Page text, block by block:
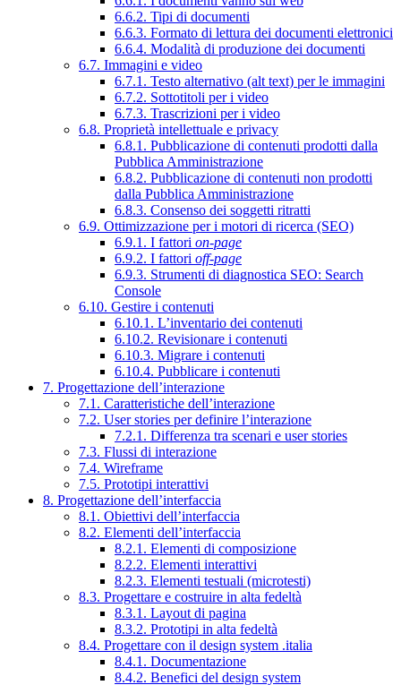
6.6.2. Tipi di documenti
6.6.3. Formato di lettura dei documenti elettronici
6.6.4. Modalità di produzione dei documenti
6.7. Immagini e video
6.7.1. Testo alternativo (alt text) per le immagini
6.7.2. Sottotitoli per i video
6.7.3. Trascrizioni per i video
6.8. Proprietà intellettuale e privacy
6.8.1. Pubblicazione di contenuti prodotti dalla
Pubblica Amministrazione
6.8.2. Pubblicazione di contenuti non prodotti
dalla Pubblica Amministrazione
6.8.3. Consenso dei soggetti ritratti
6.9. Ottimizzazione per i motori di ricerca (SEO)
6.9.1. I fattori on-page
6.9.2. I fattori off-page
6.9.3. Strumenti di diagnostica SEO: Search
Console
6.10. Gestire i contenuti
6.10.1. L’inventario dei contenuti
6.10.2. Revisionare i contenuti
6.10.3. Migrare i contenuti
6.10.4. Pubblicare i contenuti
7. Progettazione dell’interazione
7.1. Caratteristiche dell’interazione
7.2. User stories per definire l’interazione
7.2.1. Differenza tra scenari e user stories
7.3. Flussi di interazione
7.4. Wireframe
7.5. Prototipi interattivi
8. Progettazione dell’interfaccia
8.1. Obiettivi dell’interfaccia
8.2. Elementi dell’interfaccia
8.2.1. Elementi di composizione
8.2.2. Elementi interattivi
8.2.3. Elementi testuali (microtesti)
8.3. Progettare e costruire in alta fedeltà
8.3.1. Layout di pagina
8.3.2. Prototipi in alta fedeltà
8.4. Progettare con il design system .italia
8.4.1. Documentazione
8.4.2. Benefici del design system